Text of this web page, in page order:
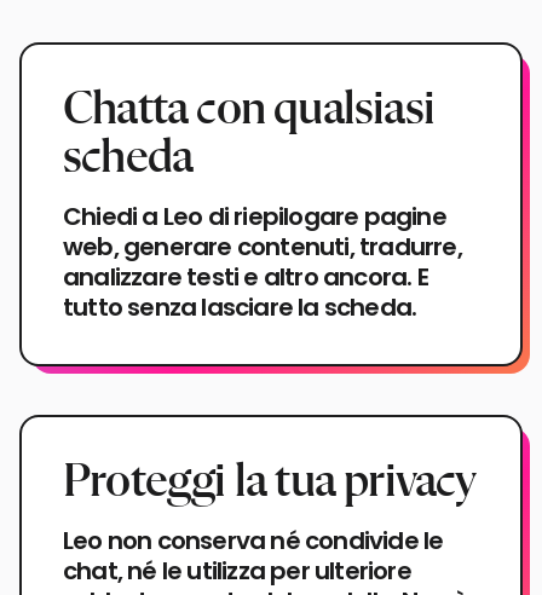
Chatta con qualsiasi
scheda
Chiedi a Leo di riepilogare pagine
web, generare contenuti, tradurre,
analizzare testi e altro ancora. E
tutto senza lasciare la scheda.
Proteggi la tua privacy
Leo non conserva né condivide le
chat, né le utilizza per ulteriore